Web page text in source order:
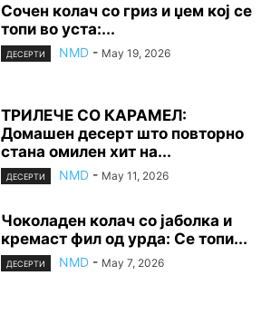
Сочен колач со гриз и џем кој се
топи во уста:...
ДЕСЕРТИ NMD - May 19, 2026
ТРИЛЕЧЕ СО КАРАМЕЛ:
Домашен десерт што повторно
стана омилен хит на...
ДЕСЕРТИ NMD - May 11, 2026
Чоколаден колач со јаболка и
кремаст фил од урда: Се топи...
ДЕСЕРТИ NMD - May 7, 2026